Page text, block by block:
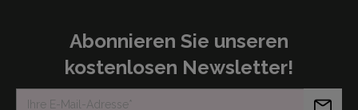
Abonnieren Sie unseren
kostenlosen Newsletter!